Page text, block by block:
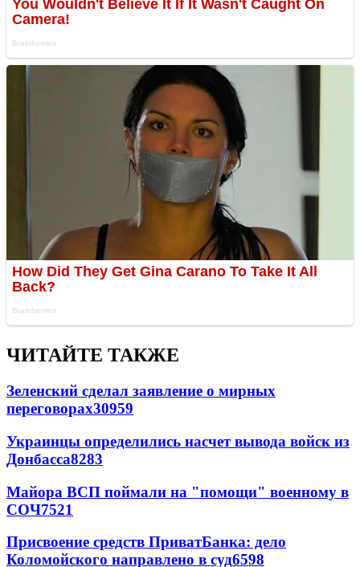
ЧИТАЙТЕ ТАКЖЕ
Зеленский сделал заявление о мирных
переговорах30959
Украинцы определились насчет вывода войск из
Донбасса8283
Майора ВСП поймали на "помощи" военному в
СОЧ7521
Присвоение средств ПриватБанка: дело
Коломойского направлено в суд6598